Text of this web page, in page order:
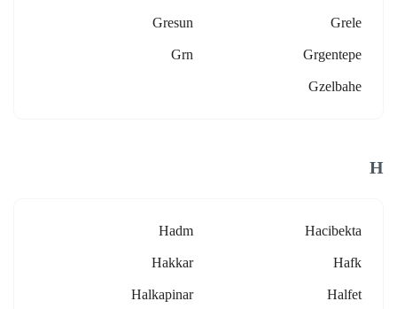
Grele
Gresun
Grgentepe
Grn
Gzelbahe
H
Hacibekta
Hadm
Hafk
Hakkar
Halfet
Halkapinar